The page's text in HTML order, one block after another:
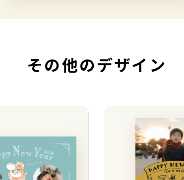
その他のデザイン